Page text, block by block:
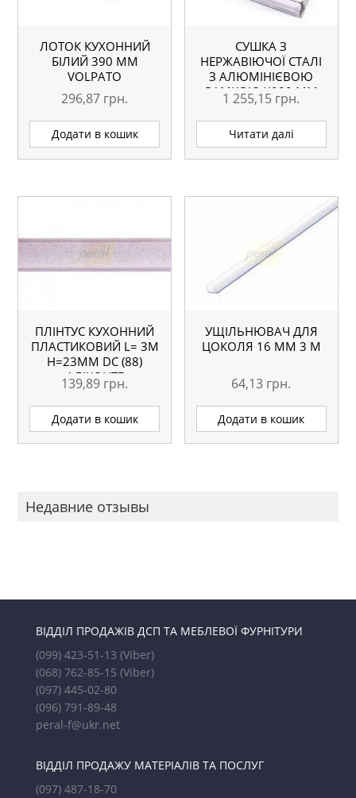
ЛОТОК КУХОННИЙ
БІЛИЙ 390 ММ
VOLPATO
296,87 грн.
Додати в кошик
СУШКА З
НЕРЖАВІЮЧОЇ СТАЛІ
З АЛЮМІНІЄВОЮ
РАМКОЮ Х900 ММ
1 255,15 грн.
Читати далі
ПЛІНТУС КУХОННИЙ
ПЛАСТИКОВИЙ L= 3М
H=23ММ DC (88)
АЛІКОНТЕ
139,89 грн.
Додати в кошик
УЩІЛЬНЮВАЧ ДЛЯ
ЦОКОЛЯ 16 ММ 3 М
64,13 грн.
Додати в кошик
Недавние отзывы
ВІДДІЛ ПРОДАЖІВ ДСП ТА МЕБЛЕВОЇ ФУРНІТУРИ
(099) 423-51-13 (Viber)
(068) 762-85-15 (Viber)
(097) 445-02-80
(096) 791-89-48
peral-f@ukr.net
ВІДДІЛ ПРОДАЖУ МАТЕРІАЛІВ ТА ПОСЛУГ
(097) 487-18-70